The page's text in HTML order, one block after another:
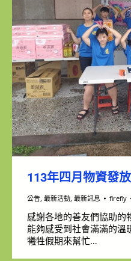
113年四月物資發
公告, 最新活動, 最新訊息 firefly
感謝各地的善友們協助的
能夠感受到社會滿滿的溫
犧牲假期來幫忙…